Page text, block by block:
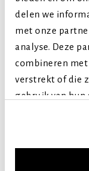
delen we
met onze
analyse. Deze
combineren
verstrekt of die
gebruik van hun